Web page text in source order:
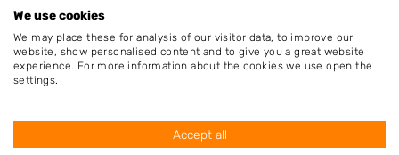
Zeinstra Boomverz..
Friens, Friesland
We use cookies
We may place these for analysis of our visitor data, to improve our
website, show personalised content and to give you a great website
experience. For more information about the cookies we use open the
settings.
Accept all